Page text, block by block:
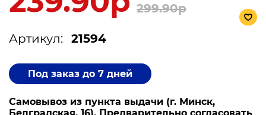
299.90р
Артикул: 21594
Под заказ до 7 дней
Самовывоз из пункта выдачи (г. Минск,
Белградская, 16). Предварительно согласовать